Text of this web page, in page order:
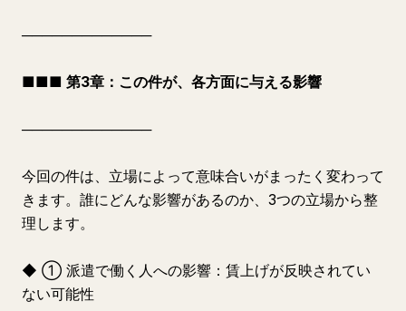
─────────────
■■■ 第3章：この件が、各方面に与える影響
─────────────
今回の件は、立場によって意味合いがまったく変わって
きます。誰にどんな影響があるのか、3つの立場から整
理します。
◆ ① 派遣で働く人への影響：賃上げが反映されてい
ない可能性